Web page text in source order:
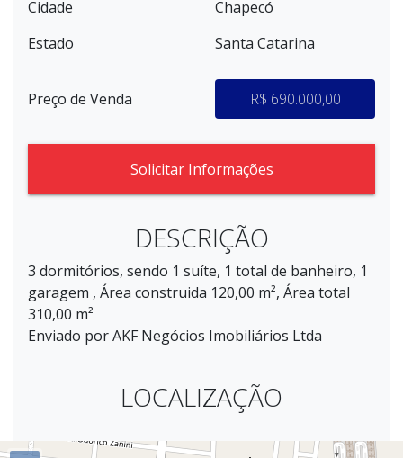
Cidade
Chapecó
Estado
Santa Catarina
Preço de Venda R$ 690.000,00
Solicitar Informações
DESCRIÇÃO
3 dormitórios, sendo 1 suíte, 1 total de banheiro, 1
garagem , Área construida 120,00 m², Área total
310,00 m²
Enviado por AKF Negócios Imobiliários Ltda
LOCALIZAÇÃO